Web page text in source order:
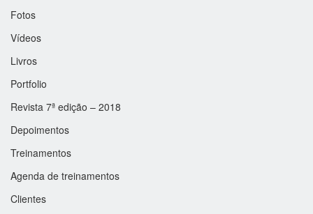
Fotos
Vídeos
Livros
Portfolio
Revista 7ª edição – 2018
Depoimentos
Treinamentos
Agenda de treinamentos
Clientes